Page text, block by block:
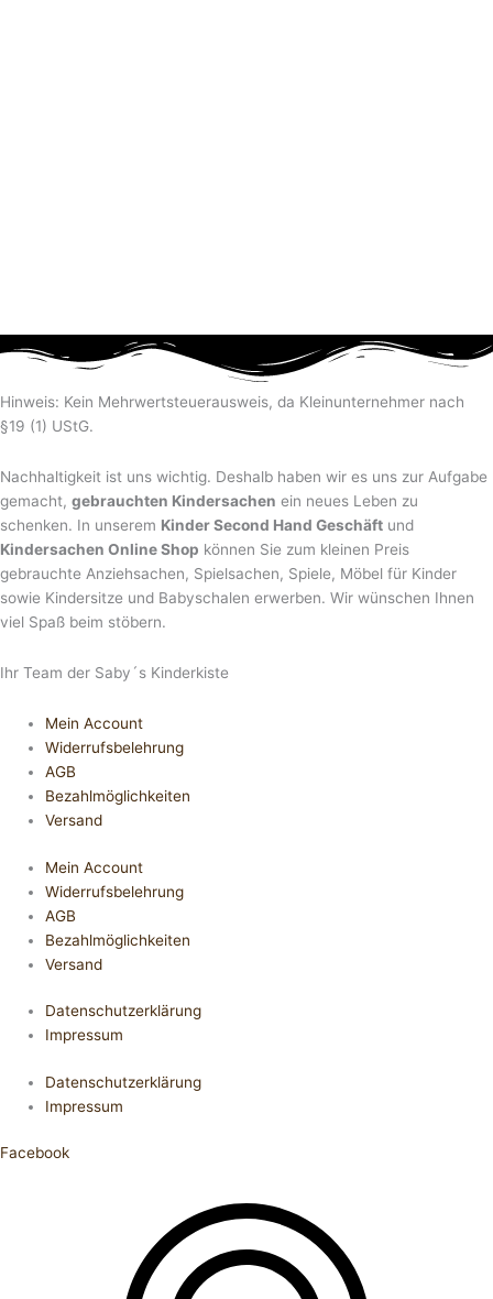
Hinweis: Kein Mehrwertsteuerausweis, da Kleinunternehmer nach
§19 (1) UStG.
Nachhaltigkeit ist uns wichtig. Deshalb haben wir es uns zur Aufgabe
gemacht, gebrauchten Kindersachen ein neues Leben zu
schenken. In unserem Kinder Second Hand Geschäft und
Kindersachen Online Shop können Sie zum kleinen Preis
gebrauchte Anziehsachen, Spiel­sachen, Spiele, Möbel für Kinder
sowie Kindersitze und Babyschalen erwerben. Wir wünschen Ihnen
viel Spaß beim stöbern.
Ihr Team der Saby´s Kinderkiste
Mein Account
Widerrufsbelehrung
AGB
Bezahlmöglichkeiten
Versand
Mein Account
Widerrufsbelehrung
AGB
Bezahlmöglichkeiten
Versand
Datenschutzerklärung
Impressum
Datenschutzerklärung
Impressum
Facebook